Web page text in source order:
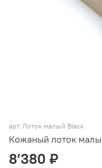
арт. Лоток малый Black
Кожаный лоток
8’380 ₽